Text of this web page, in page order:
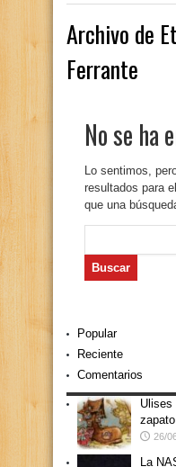
Archivo de
Ferrante
No se ha
Lo sentimos,
resultados para
que una
Popular
Reciente
Comentarios
zapato
26/
La